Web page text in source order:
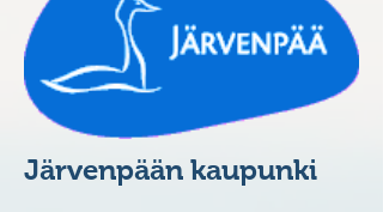
Järvenpään kaupunki